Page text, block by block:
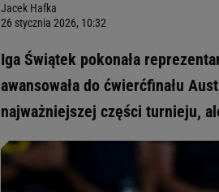
Jacek Hafka
26 stycznia 2026, 10:32
Iga Świątek pokonała
awansowała do ćwierćfinału
najważniejszej części turnieju,